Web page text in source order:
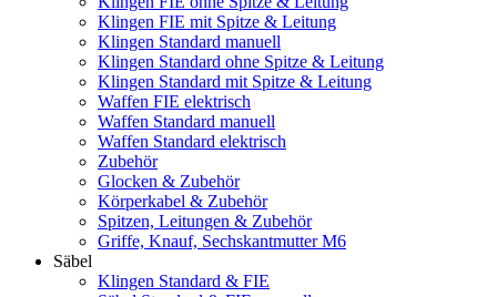
Klingen FIE mit Spitze & Leitung
Klingen Standard manuell
Klingen Standard ohne Spitze & Leitung
Klingen Standard mit Spitze & Leitung
Waffen FIE elektrisch
Waffen Standard manuell
Waffen Standard elektrisch
Zubehör
Glocken & Zubehör
Körperkabel & Zubehör
Spitzen, Leitungen & Zubehör
Griffe, Knauf, Sechskantmutter M6
Säbel
Klingen Standard & FIE